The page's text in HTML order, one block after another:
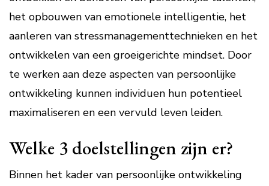
het opbouwen van emotionele intelligentie, het
aanleren van stressmanagementtechnieken en het
ontwikkelen van een groeigerichte mindset. Door
te werken aan deze aspecten van persoonlijke
ontwikkeling kunnen individuen hun potentieel
maximaliseren en een vervuld leven leiden.
Welke 3 doelstellingen zijn er?
Binnen het kader van persoonlijke ontwikkeling